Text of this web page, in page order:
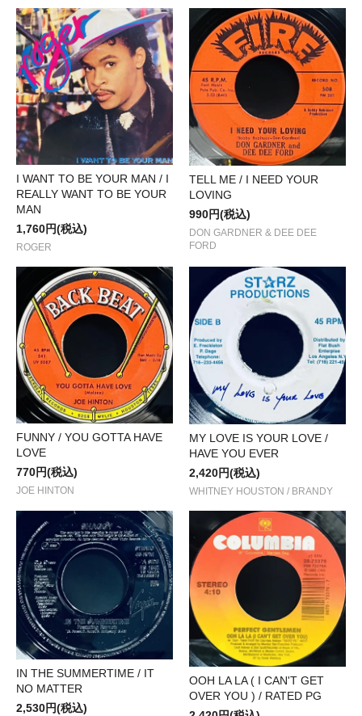
I WANT TO BE YOUR MAN / I
REALLY WANT TO BE YOUR
MAN
1,760円(税込)
ROGER
TELL ME / I NEED YOUR
LOVING
990円(税込)
DON GARDNER & DEE DEE
FORD
FUNNY / YOU GOTTA HAVE
LOVE
770円(税込)
JOE HINTON
MY LOVE IS YOUR LOVE /
HAVE YOU EVER
2,420円(税込)
WHITNEY HOUSTON / BRANDY
IN THE SUMMERTIME / IT
NO MATTER
2,530円(税込)
OOH LA LA ( I CAN'T GET
OVER YOU ) / RATED PG